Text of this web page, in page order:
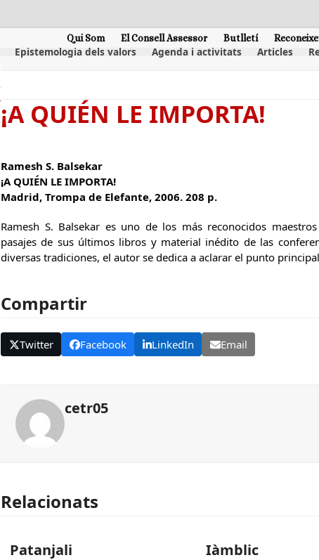
Qui Som El Consell Assessor Butlletí
Epistemologia dels valors Agenda i activitats Articles
¡A QUIÉN LE IMPORTA!
Ramesh S. Balsekar
¡A QUIÉN LE IMPORTA!
Madrid, Trompa de Elefante, 2006. 208 p.
Ramesh S. Balsekar es uno de los más reconocidos
pasajes de sus últimos libros y material inédito de las
diversas tradiciones, el autor se dedica a aclarar el punto
Compartir
Twitter Facebook LinkedIn Email
cetr05
Relacionats
Patanjali Iàmblic